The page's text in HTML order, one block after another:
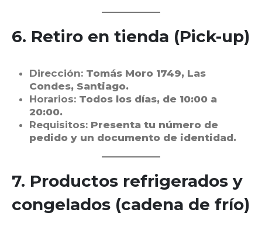
6. Retiro en tienda (Pick-up)
Dirección:Tomás Moro 1749, Las
Condes, Santiago.
Horarios:Todos los días, de 10:00 a
20:00.
Requisitos:Presenta tu número de
pedido y un documento de identidad.
7. Productos refrigerados y
congelados (cadena de frío)